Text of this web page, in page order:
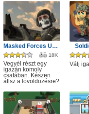
Masked Forces Unlimited
18K
Vegyél részt egy
igazán komoly
csatában. Készen
állsz a lövöldözésre?
Válj